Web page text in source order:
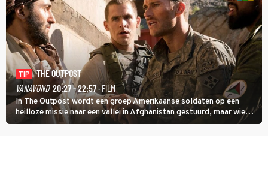
TIP
THE OUTPOST
VANAVOND 20:27 - 22:57· FILM
In The Outpost wordt een groep Amerikaanse soldaten op een
heilloze missie naar een vallei in Afghanistan gestuurd, maar wie
overleeft daar een aanval?